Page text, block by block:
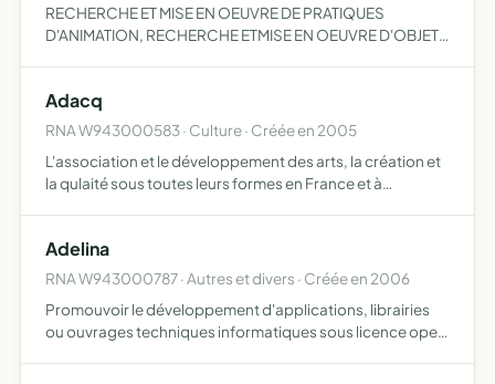
RECHERCHE ET MISE EN OEUVRE DE PRATIQUES
D'ANIMATION, RECHERCHE ETMISE EN OEUVRE D'OBJETS
GRAPHIQUE, PLASTIQUE, CINEMATOGRAPHIQU…
Adacq
RNA W943000583 · Culture · Créée en 2005
L'association et le développement des arts, la création et
la qulaité sous toutes leurs formes en France et à
acquis…
Adelina
RNA W943000787 · Autres et divers · Créée en 2006
Promouvoir le développement d'applications, librairies
ou ouvrages techniques informatiques sous licence open